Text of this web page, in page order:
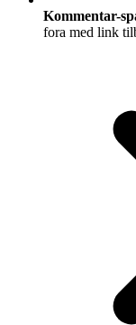
Kommentar-
fora med link